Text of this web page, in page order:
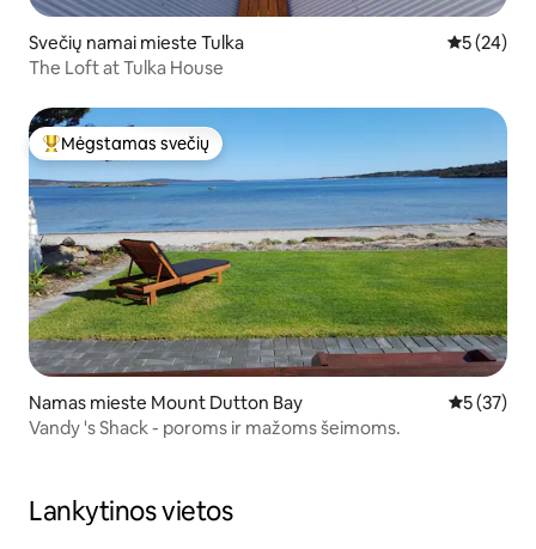
Svečių namai mieste Tulka Vidutinis
5 (24)
The Loft at Tulka House
Svečių mėgstamiausias
Mėgstamas svečių
Namas mieste Mount Dutton Bay Vidutinis
5 (37)
Vandy 's Shack - poroms ir mažoms šeimoms.
Lankytinos vietos